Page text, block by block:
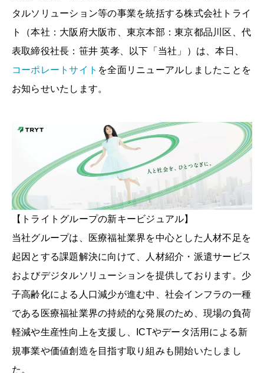
タルソリューション等の事業を統括する株式会社トライ
ト（本社：大阪府大阪市、東京本部：東京都品川区、代
表取締役社長：笹井 英孝、以下「当社」）は、本日、
コーポレートサイト を全面リニューアルしましたことを
お知らせいたします。
【トライトグループの新キービジュアル】
当社グループは、医療福祉業界を中心とした人材不足を
起因とする課題解決に向けて、人材紹介・派遣サービス
およびデジタルソリューションを提供しております。少
子高齢化による人口減少が進む中、社会インフラの一種
である医療福祉業界の持続的な発展のため、現場の負荷
軽減や生産性向上を支援し、ICTやデータ活用による新
規事業や価値創造を目指す取り組みも開始いたしまし
た。